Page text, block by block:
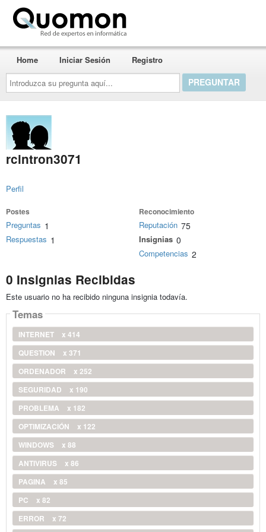
Introduzca
su
pregunta
aquí...
Home Iniciar Sesión Registro
rcintron3071
Perfil
Postes
Preguntas 1
Respuestas 1
Reconocimiento
Reputación 75
Insignias 0
Competencias 2
0 Insignias Recibidas
Este usuario no ha recibido ninguna insignia todavía.
Temas
INTERNET
x 414
QUESTION
x 371
ORDENADOR
x 252
SEGURIDAD
x 190
PROBLEMA
x 182
OPTIMIZACIÓN
x 122
WINDOWS
x 88
ANTIVIRUS
x 86
PAGINA
x 85
PC
x 82
ERROR
x 72